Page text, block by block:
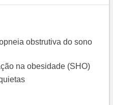
obstrutiva do sono
na obesidade (SHO)